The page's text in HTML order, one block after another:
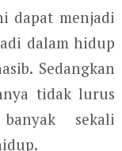
dapat menjadi
dalam hidup
Sedangkan
tidak lurus
sekali